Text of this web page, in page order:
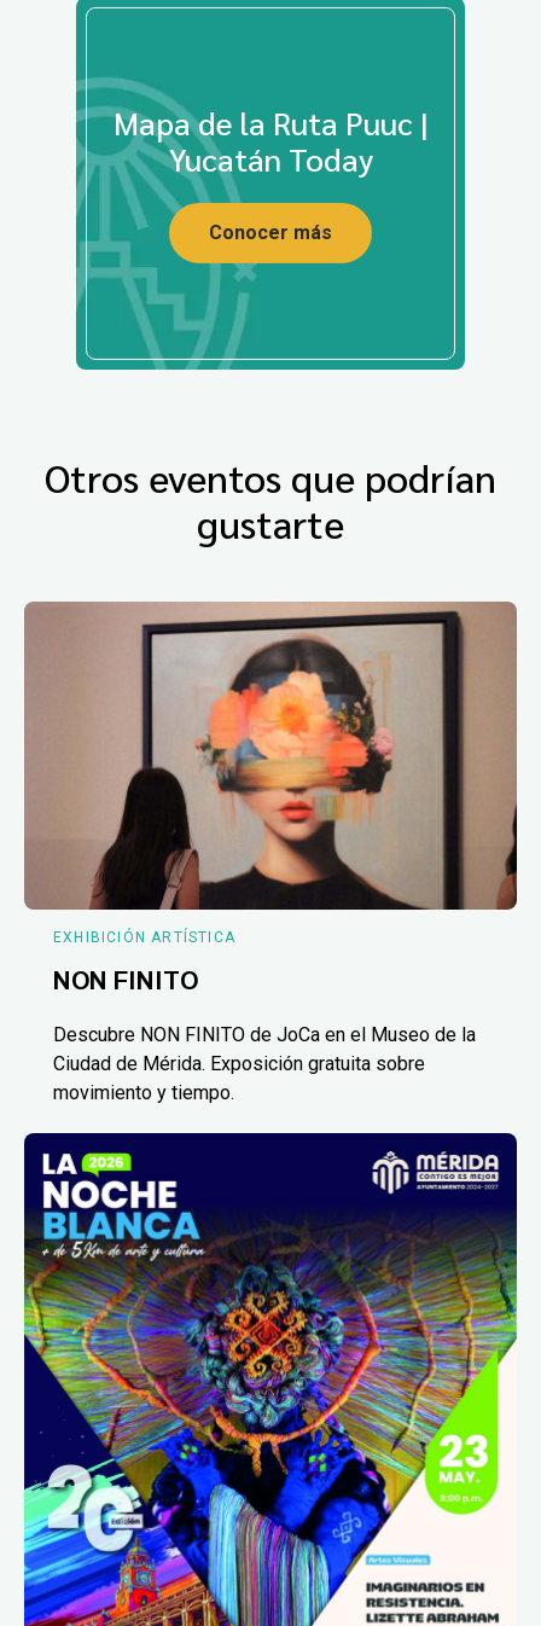
Mapa de la Ruta Puuc |
Yucatán Today
Conocer más
Otros eventos que podrían
gustarte
EXHIBICIÓN ARTÍSTICA
NON FINITO
Descubre NON FINITO de JoCa en el Museo de la
Ciudad de Mérida. Exposición gratuita sobre
movimiento y tiempo.